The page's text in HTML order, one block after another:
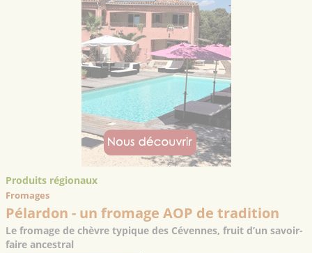
Produits régionaux
Fromages
Pélardon - un fromage AOP de tradition
Le fromage de chèvre typique des Cévennes, fruit d’un savoir-
faire ancestral